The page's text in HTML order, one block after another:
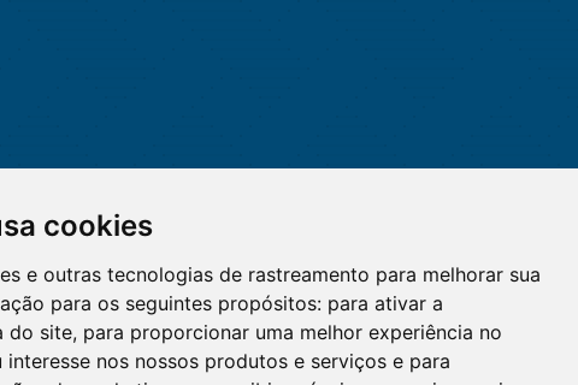
cookies
e outras tecnologias de rastreamento para melhorar sua
para os seguintes propósitos: para ativar a
do site, para proporcionar uma melhor experiência no
interesse nos nossos produtos e serviços e para
O WhatsApp é o principal canal